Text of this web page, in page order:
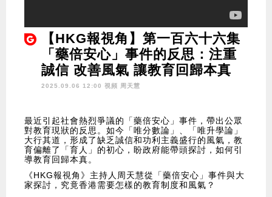
【HKG報視角】第一百六十六集
「藥倍安心」事件的反思：注重
誠信 改善風氣 讓教育回歸本真
2025.09.06 12:00 視頻 周天慧
最近引起社會熱烈爭議的「藥倍安心」事件，帶出公眾
對教育現狀的反思。如今「唯分數論」、「唯升學論」
大行其道，形成了缺乏誠信和功利主義盛行的風氣，教
育偏離了「育人」的初心，盼政府能帶頭探討，如何引
導教育回歸本真。
《HKG報視角》主持人周天慧從「藥倍安心」事件與大
家探討，究竟香港需要怎樣的教育制度和風氣？